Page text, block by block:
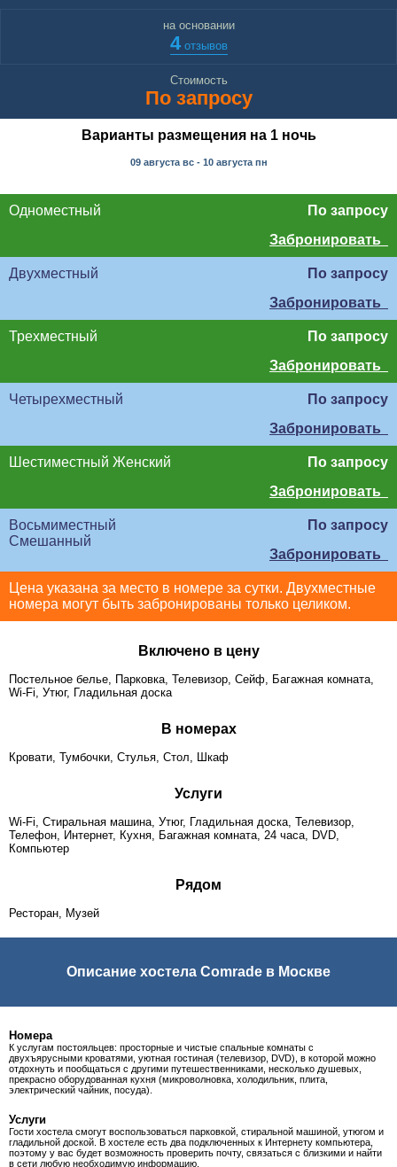
на основании
4отзывов
Стоимость
По запросу
Варианты размещения на 1 ночь
09 августа вс- 10 августа пн
Одноместный
По запросу
Забронировать
Двухместный
По запросу
Забронировать
Трехместный
По запросу
Забронировать
Четырехместный
По запросу
Забронировать
Шестиместный Женский
По запросу
Забронировать
Восьмиместный
Смешанный
По запросу
Забронировать
Цена указана за место в номере за сутки. Двухместные
номера могут быть забронированы только целиком.
Включено в цену
Постельное белье, Парковка, Телевизор, Сейф, Багажная комната,
Wi-Fi, Утюг, Гладильная доска
В номерах
Кровати, Тумбочки, Стулья, Стол, Шкаф
Услуги
Wi-Fi, Стиральная машина, Утюг, Гладильная доска, Телевизор,
Телефон, Интернет, Кухня, Багажная комната, 24 часа, DVD,
Компьютер
Рядом
Ресторан, Музей
Описание хостела Comrade в Москве
Номера
К услугам постояльцев: просторные и чистые спальные комнаты с
двухъярусными кроватями, уютная гостиная (телевизор, DVD), в которой можно
отдохнуть и пообщаться с другими путешественниками, несколько душевых,
прекрасно оборудованная кухня (микроволновка, холодильник, плита,
электрический чайник, посуда).
Услуги
Гости хостела смогут воспользоваться парковкой, стиральной машиной, утюгом и
гладильной доской. В хостеле есть два подключенных к Интернету компьютера,
поэтому у вас будет возможность проверить почту, связаться с близкими и найти
в сети любую необходимую информацию.